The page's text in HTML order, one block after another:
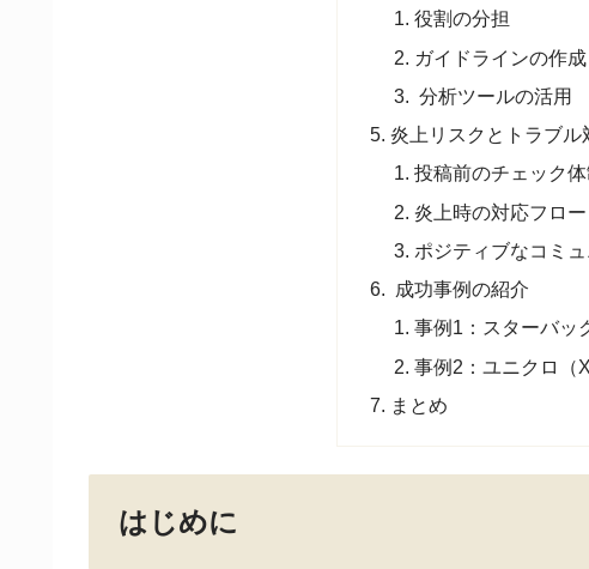
役割の分担
ガイドラインの作成
分析ツールの活用
炎上リスクとトラブル
投稿前のチェック体
炎上時の対応フロー
ポジティブなコミ
成功事例の紹介
事例1：スターバッ
事例2：ユニクロ（X
まとめ
はじめに